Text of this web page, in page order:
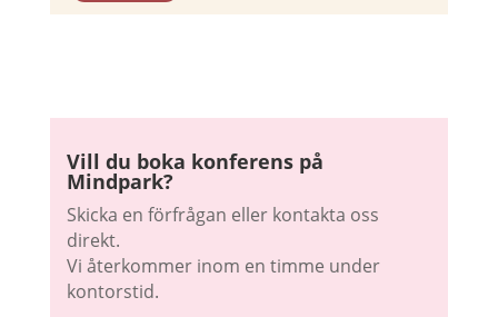
Vill du boka konferens på
Mindpark?
Skicka en förfrågan eller kontakta oss
direkt.
Vi återkommer inom en timme under
kontorstid.